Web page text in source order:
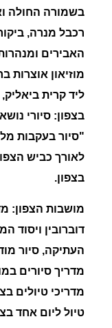
בשמורה החולה
רכבל מנרה,
האבירים
מוזיאון אוצרות
ליד קרית
בצפון: סיורי
"סיור בעקבות
לאורך כביש
בצפון.
מושבות הצפון:
דוברובין ויסוד
העתיקה, סיור
מדריך סיורים
מדריכי טיולים
טיול ליום אחד